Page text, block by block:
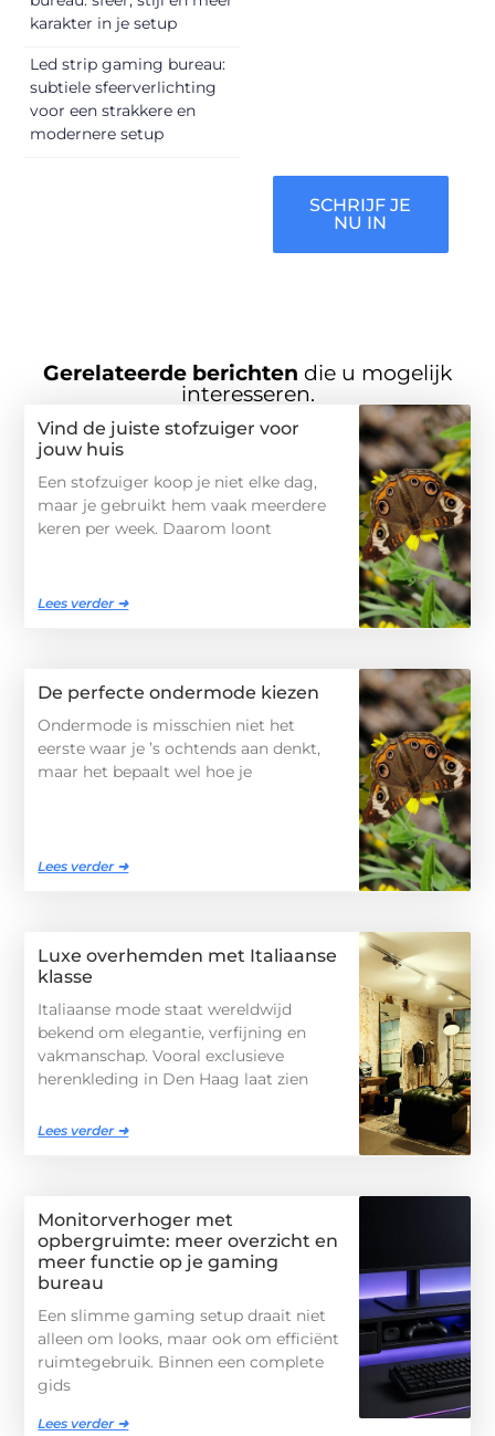
karakter in je setup
Led strip gaming bureau:
subtiele sfeerverlichting
voor een strakkere en
modernere setup
SCHRIJF JE
NU IN
Gerelateerde berichten die u mogelijk
interesseren.
Vind de juiste stofzuiger voor
jouw huis
Een stofzuiger koop je niet elke dag,
maar je gebruikt hem vaak meerdere
keren per week. Daarom loont
Lees verder ➜
De perfecte ondermode kiezen
Ondermode is misschien niet het
eerste waar je ’s ochtends aan denkt,
maar het bepaalt wel hoe je
Lees verder ➜
Luxe overhemden met Italiaanse
klasse
Italiaanse mode staat wereldwijd
bekend om elegantie, verfijning en
vakmanschap. Vooral exclusieve
herenkleding in Den Haag laat zien
Lees verder ➜
Monitorverhoger met
opbergruimte: meer overzicht en
meer functie op je gaming
bureau
Een slimme gaming setup draait niet
alleen om looks, maar ook om efficiënt
ruimtegebruik. Binnen een complete
gids
Lees verder ➜